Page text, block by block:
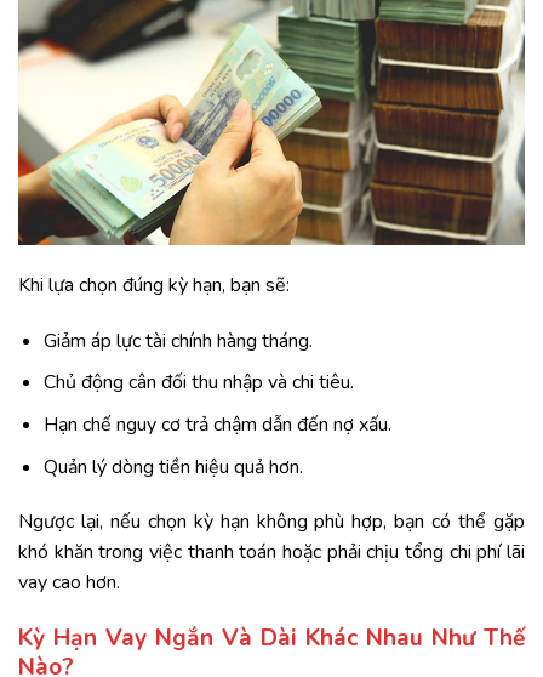
Khi lựa chọn đúng kỳ hạn, bạn sẽ:
Giảm áp lực tài chính hàng tháng.
Chủ động cân đối thu nhập và chi tiêu.
Hạn chế nguy cơ trả chậm dẫn đến nợ xấu.
Quản lý dòng tiền hiệu quả hơn.
Ngược lại, nếu chọn kỳ hạn không phù hợp, bạn có thể gặp
khó khăn trong việc thanh toán hoặc phải chịu tổng chi phí lãi
vay cao hơn.
Kỳ Hạn Vay Ngắn Và Dài Khác Nhau Như Thế
Nào?